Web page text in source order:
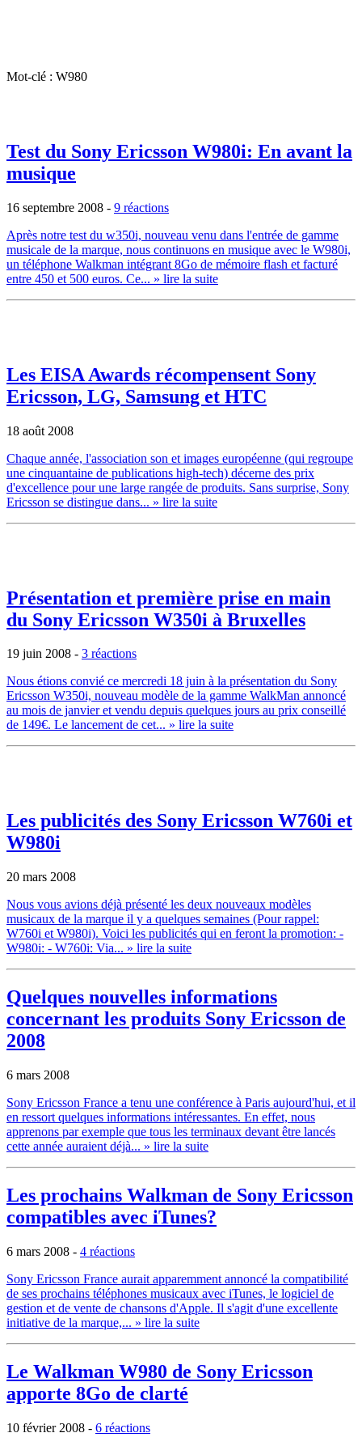
Mot-clé : W980
Test du Sony Ericsson W980i: En avant la
musique
16 septembre 2008 - 9 réactions
Après notre test du w350i, nouveau venu dans l'entrée de gamme
musicale de la marque, nous continuons en musique avec le W980i,
un téléphone Walkman intégrant 8Go de mémoire flash et facturé
entre 450 et 500 euros. Ce... » lire la suite
Les EISA Awards récompensent Sony
Ericsson, LG, Samsung et HTC
18 août 2008
Chaque année, l'association son et images européenne (qui regroupe
une cinquantaine de publications high-tech) décerne des prix
d'excellence pour une large rangée de produits. Sans surprise, Sony
Ericsson se distingue dans... » lire la suite
Présentation et première prise en main
du Sony Ericsson W350i à Bruxelles
19 juin 2008 - 3 réactions
Nous étions convié ce mercredi 18 juin à la présentation du Sony
Ericsson W350i, nouveau modèle de la gamme WalkMan annoncé
au mois de janvier et vendu depuis quelques jours au prix conseillé
de 149€. Le lancement de cet... » lire la suite
Les publicités des Sony Ericsson W760i et
W980i
20 mars 2008
Nous vous avions déjà présenté les deux nouveaux modèles
musicaux de la marque il y a quelques semaines (Pour rappel:
W760i et W980i). Voici les publicités qui en feront la promotion: -
W980i: - W760i: Via... » lire la suite
Quelques nouvelles informations
concernant les produits Sony Ericsson de
2008
6 mars 2008
Sony Ericsson France a tenu une conférence à Paris aujourd'hui, et il
en ressort quelques informations intéressantes. En effet, nous
apprenons par exemple que tous les terminaux devant être lancés
cette année auraient déjà... » lire la suite
Les prochains Walkman de Sony Ericsson
compatibles avec iTunes?
6 mars 2008 - 4 réactions
Sony Ericsson France aurait apparemment annoncé la compatibilité
de ses prochains téléphones musicaux avec iTunes, le logiciel de
gestion et de vente de chansons d'Apple. Il s'agit d'une excellente
initiative de la marque,... » lire la suite
Le Walkman W980 de Sony Ericsson
apporte 8Go de clarté
10 février 2008 - 6 réactions